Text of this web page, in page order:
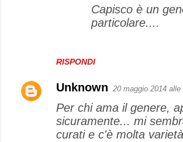
RISPONDI
Capisco è un
particolare....
Unknown 20 maggio 2014 alle
Per chi ama il genere,
sicuramente... mi
curati e c'è molta varietà